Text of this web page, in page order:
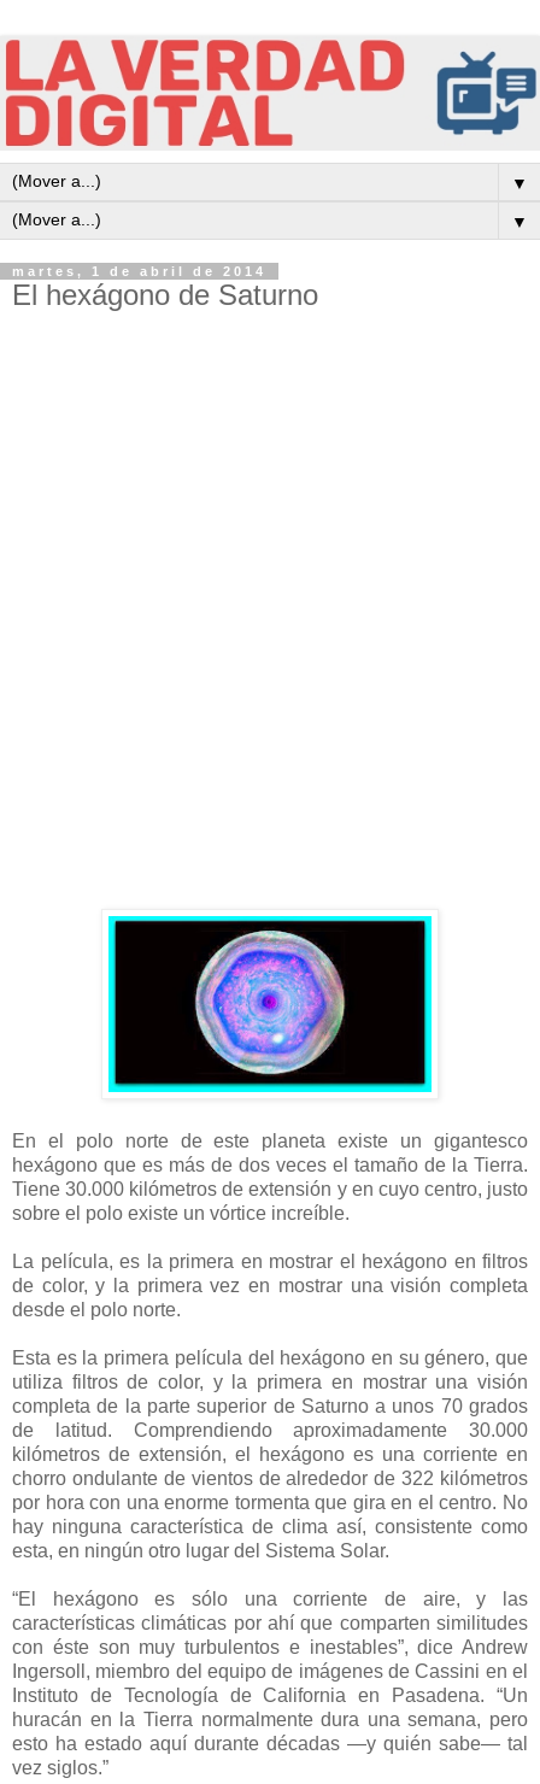
▼
▼
martes, 1 de abril de 2014
El hexágono de Saturno
En el polo norte de este planeta existe un gigantesco
hexágono que es más de dos veces el tamaño de la Tierra.
Tiene 30.000 kilómetros de extensión y en cuyo centro, justo
sobre el polo existe un vórtice increíble.
La película, es la primera en mostrar el hexágono en filtros
de color, y la primera vez en mostrar una visión completa
desde el polo norte.
Esta es la primera película del hexágono en su género, que
utiliza filtros de color, y la primera en mostrar una visión
completa de la parte superior de Saturno a unos 70 grados
de latitud. Comprendiendo aproximadamente 30.000
kilómetros de extensión, el hexágono es una corriente en
chorro ondulante de vientos de alrededor de 322 kilómetros
por hora con una enorme tormenta que gira en el centro. No
hay ninguna característica de clima así, consistente como
esta, en ningún otro lugar del Sistema Solar.
“El hexágono es sólo una corriente de aire, y las
características climáticas por ahí que comparten similitudes
con éste son muy turbulentos e inestables”, dice Andrew
Ingersoll, miembro del equipo de imágenes de Cassini en el
Instituto de Tecnología de California en Pasadena. “Un
huracán en la Tierra normalmente dura una semana, pero
esto ha estado aquí durante décadas —y quién sabe— tal
vez siglos.”